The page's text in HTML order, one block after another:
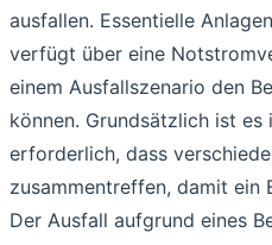
ausfallen. Essentielle
verfügt über eine
einem Ausfallszenario den
können. Grundsätzlich ist
erforderlich, dass
zusammentreffen, damit ein
Der Ausfall aufgrund eines